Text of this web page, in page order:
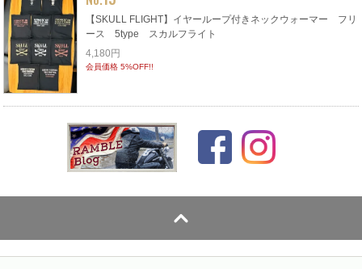
【SKULL FLIGHT】イヤーループ付きネックウォーマー フリ
ース 5type スカルフライト
4,180円
会員価格 5%OFF!!